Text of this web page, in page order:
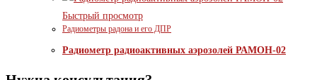
Быстрый просмотр
Радиометры радона и его ДПР
Радиометр радиоактивных аэрозолей РАМОН-02